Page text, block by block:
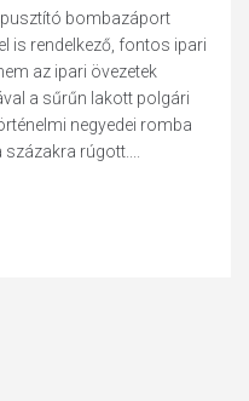
pusztító bombazáport
is rendelkező, fontos ipari
az ipari övezetek
a sűrűn lakott polgári
negyedei romba
rúgott....